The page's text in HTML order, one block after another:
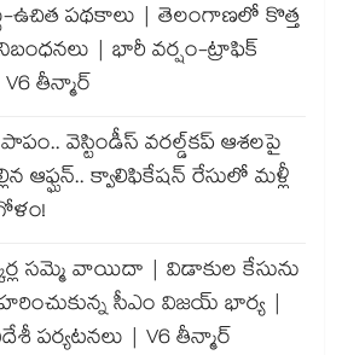
ఉచిత పథకాలు | తెలంగాణలో కొత్త
| భారీ వర్షం-ట్రాఫిక్
తీన్మార్
వెస్టిండీస్ వరల్డ్‌కప్ ఆశలపై
ఆఫ్ఘన్.. క్వాలిఫికేషన్ రేసులో మళ్లీ
సమ్మె వాయిదా | విడాకుల కేసును
సీఎం విజయ్ భార్య |
పర్యటనలు | V6 తీన్మార్